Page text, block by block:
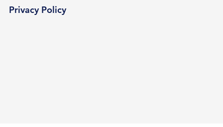
Privacy Policy